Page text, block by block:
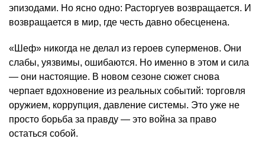
эпизодами. Но ясно одно: Расторгуев возвращается. И
возвращается в мир, где честь давно обесценена.
«Шеф» никогда не делал из героев суперменов. Они
слабы, уязвимы, ошибаются. Но именно в этом и сила
— они настоящие. В новом сезоне сюжет снова
черпает вдохновение из реальных событий: торговля
оружием, коррупция, давление системы. Это уже не
просто борьба за правду — это война за право
остаться собой.